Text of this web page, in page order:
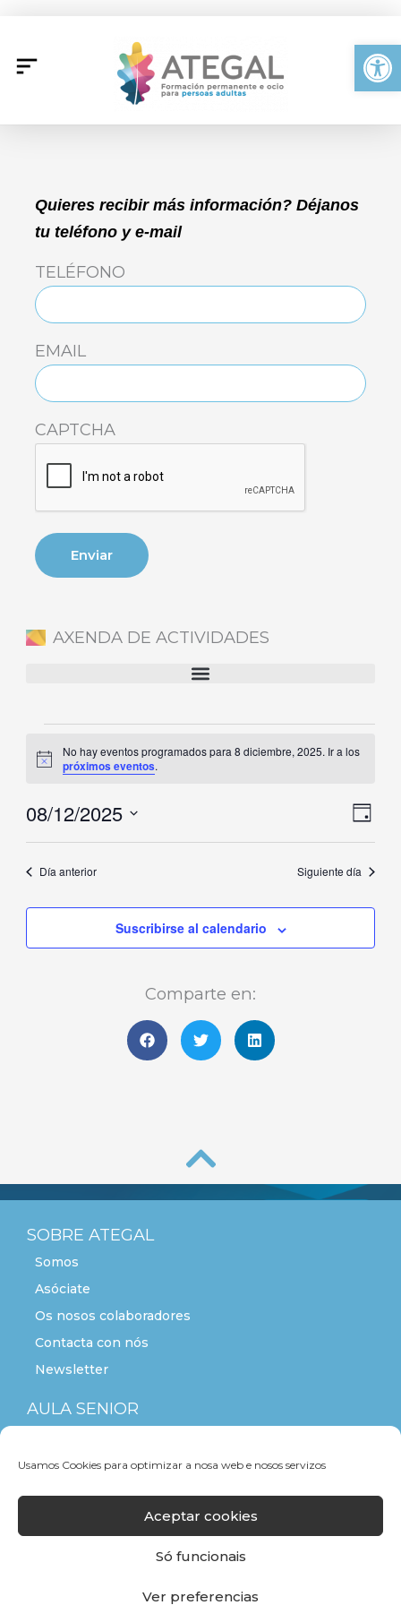
Usamos Cookies para optimizar a nosa web e nosos servizos
Aceptar cookies
Só funcionais
Ver preferencias
contenido
Quieres recibir más información? Déjanos
tu teléfono y e-mail
TELÉFONO
EMAIL
CAPTCHA
AXENDA DE ACTIVIDADES
en
diciembre,
2025
Aviso
No hay eventos programados para 8 diciembre, 2025. Ir a los
próximos eventos.
de
vistas
de
Día
08/12/2025
Selecciona
la Día anterior Siguiente día
Suscribirse al calendario
Comparte en:
SOBRE ATEGAL
Somos
Asóciate
Os nosos colaboradores
Contacta con nós
Newsletter
AULA SENIOR
F T L Y I